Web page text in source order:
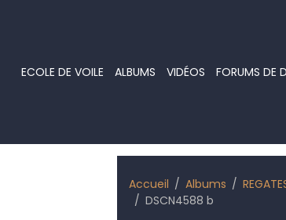
ECOLE DE VOILE ALBUMS VIDÉOS FORUMS DE
Accueil Albums
DSCN4588 b